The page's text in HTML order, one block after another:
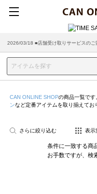
2026/03/18 ■店舗受け取りサービスのご
CAN ONLINE SHOPの商品一覧です
ンなど定番アイテムを取り揃えてお
さらに絞り込む 表示
条件に一致する商
お手数ですが、検